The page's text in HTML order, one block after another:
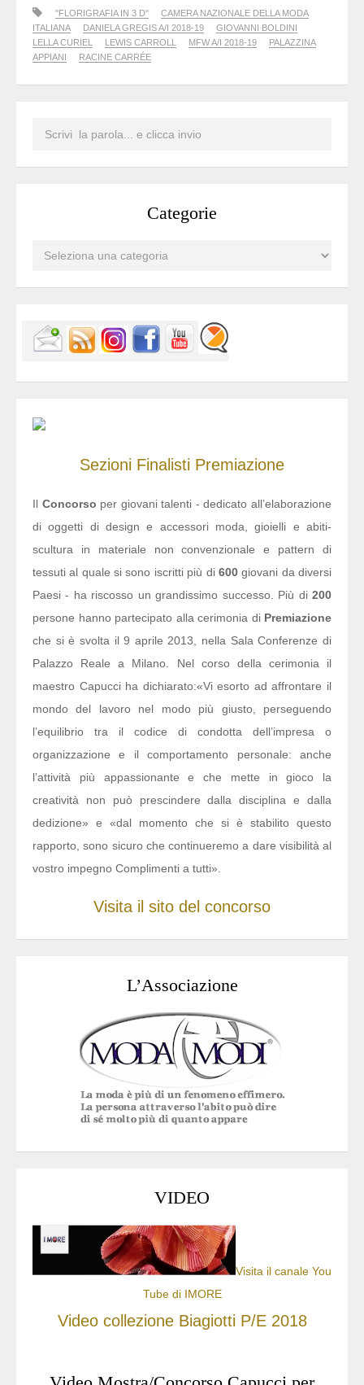
"FLORIGRAFIA IN 3 D"
CAMERA NAZIONALE DELLA MODA
ITALIANA
DANIELA GREGIS A/I 2018-19
GIOVANNI BOLDINI
LELLA CURIEL
LEWIS CARROLL MFW A/I 2018-19
PALAZZINA
APPIANI
RACINE CARRÉE
Categorie
Sezioni Finalisti Premiazione
Il Concorso per giovani talenti - dedicato all’elaborazione
di oggetti di design e accessori moda, gioielli e abiti-
scultura in materiale non convenzionale e pattern di
tessuti al quale si sono iscritti più di 600giovani da diversi
Paesi - ha riscosso un grandissimo successo. Più di 200
persone hanno partecipato alla cerimonia di Premiazione
che si è svolta il 9 aprile 2013, nella Sala Conferenze di
Palazzo Reale a Milano. Nel corso della cerimonia il
maestro Capucci ha dichiarato:«Vi esorto ad affrontare il
mondo del lavoro nel modo più giusto, perseguendo
l’equilibrio tra il codice di condotta dell’impresa o
organizzazione e il comportamento personale: anche
l’attività più appassionante e che mette in gioco la
creatività non può prescindere dalla disciplina e dalla
dedizione» e «dal momento che si è stabilito questo
rapporto, sono sicuro che continueremo a dare visibilità al
vostro impegno Complimenti a tutti».
Visita il sito del concorso
L’Associazione
VIDEO
Visita il canale You
Tube di IMORE
Video collezione Biagiotti P/E 2018